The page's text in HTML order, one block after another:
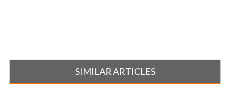
SIMILAR ARTICLES